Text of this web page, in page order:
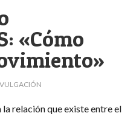
«Cómo
relación que existe entre el